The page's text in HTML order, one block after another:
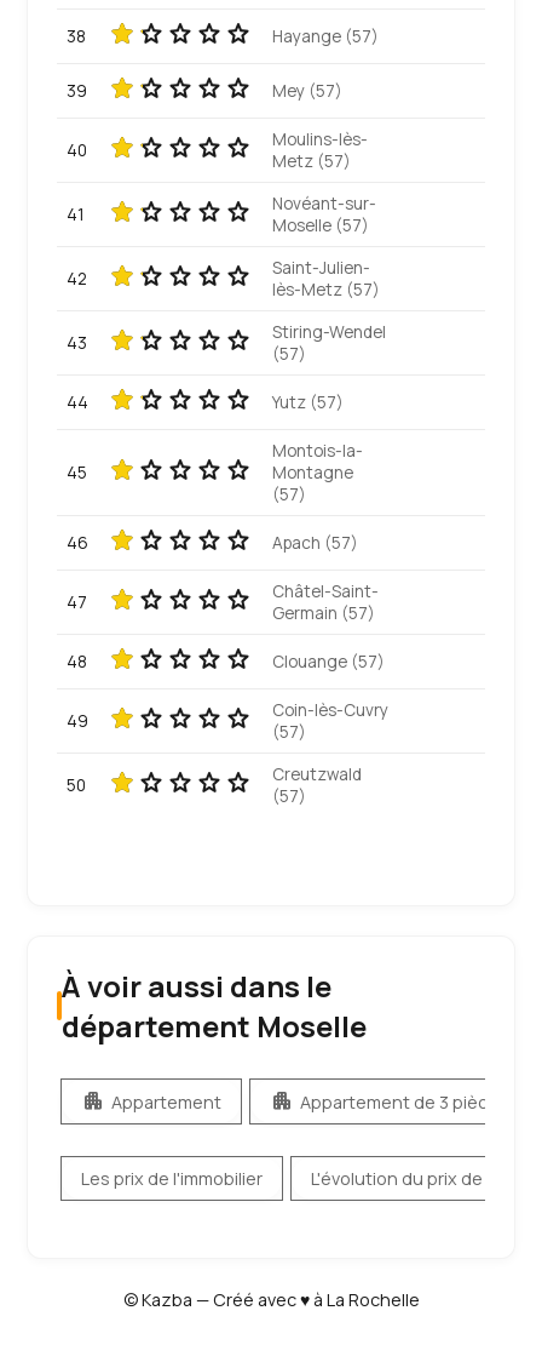
38 Hayange (57)
39 Mey (57)
40
Moulins-lès-
Metz (57)
41
Novéant-sur-
Moselle (57)
42
Saint-Julien-
lès-Metz (57)
43
Stiring-Wendel
(57)
44 Yutz (57)
45
Montois-la-
Montagne
(57)
46 Apach (57)
47
Châtel-Saint-
Germain (57)
48 Clouange (57)
49
Coin-lès-Cuvry
(57)
50
Creutzwald
(57)
À voir aussi dans le
département Moselle
apartment Appartement apartment Appartement de 3 pièces ou
Les prix de l'immobilier L'évolution du prix de
© Kazba — Créé avec ♥ à La Rochelle